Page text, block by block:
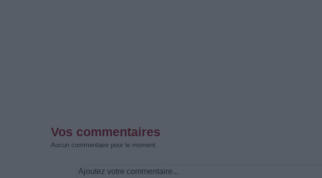
Vos commentaires
Aucun commentaire pour le moment